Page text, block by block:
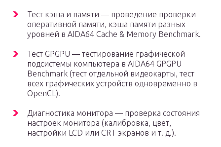
Тест кэша и памяти — проведение проверки
оперативной памяти, кэша памяти разных
уровней в AIDA64 Cache & Memory Benchmark.
Тест GPGPU — тестирование графической
подсистемы компьютера в AIDA64 GPGPU
Benchmark (тест отдельной видеокарты, тест
всех графических устройств одновременно в
OpenCL).
Диагностика монитора — проверка состояния
настроек монитора (калибровка, цвет,
настройки LCD или CRT экранов и т. д.).